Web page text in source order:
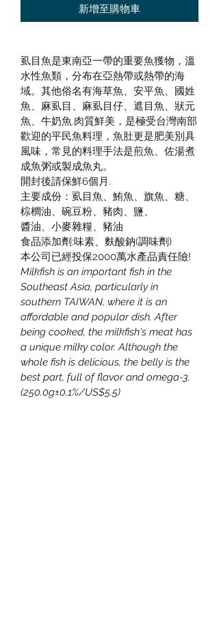
新增至購物車
虱目魚是東南亞一帶的重要魚獲物，溫
水性魚類，分布在亞熱帶或熱帶的海
域。其他俗名有海草魚、安平魚、國姓
魚、麻虱目、麻虱目仔、遮目魚、狀元
魚、牛奶魚.肉質鮮美，是極受台灣南部
歡迎的平民魚料理，魚肚更是肥美別具
風味，常見的料理手法是煎魚、佐湯煮
成魚粥或製成魚丸。
開封後請保鮮6個月.
主要成份：虱目魚、鮪魚、旗魚、糖、
棕櫚油、碗豆粉、豬肉、鹽、
醬油、小麥雜糧、豬油
食品添加劑:味素、麩酸鈉(調味劑)
本公司已經投保2000萬水產品責任險!
Milkfish is an important fish in the
Southeast Asia, particularly in
southern TAIWAN, where it is an
affordable and popular dish. After
being cooked, the milkfish's meat has
a unique milky color. Although the
whole fish is delicious, the belly is the
best part, full of flavor and omega-3.
(250.0g±0.1%/US$5.5)